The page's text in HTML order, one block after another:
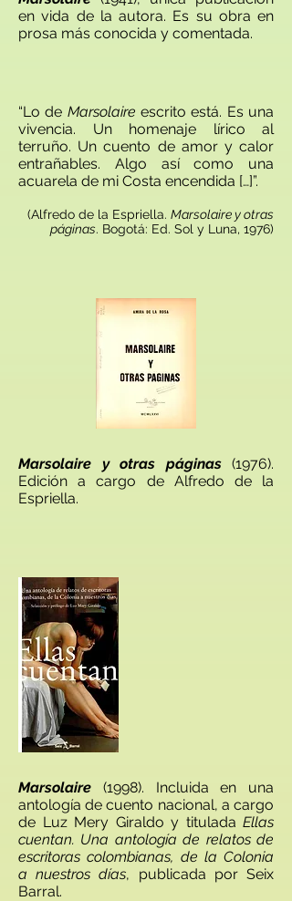
en vida de la autora. Es su obra en
prosa más conocida y comentada.
“Lo de Marsolaire escrito está. Es una
vivencia. Un homenaje lírico al
terruño. Un cuento de amor y calor
entrañables. Algo así como una
acuarela de mi Costa encendida […]”.
(Alfredo de la Espriella. Marsolaire y otras
páginas. Bogotá: Ed. Sol y Luna, 1976)
Marsolaire y otras páginas(1976).
Edición a cargo de Alfredo de la
Espriella.
Marsolaire (1998). Incluida en una
antología de cuento nacional, a cargo
de Luz Mery Giraldo y titulada Ellas
cuentan. Una antología de relatos de
escritoras colombianas, de la Colonia
a nuestros días, publicada por Seix
Barral.